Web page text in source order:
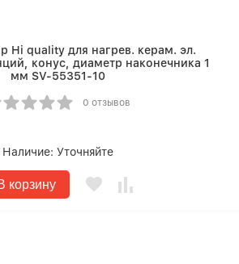
Hi quality для нагрев. керам. эл.
конус, диаметр наконечника 1
мм SV-55351-10
0 отзывов
Наличие: Уточняйте
корзину